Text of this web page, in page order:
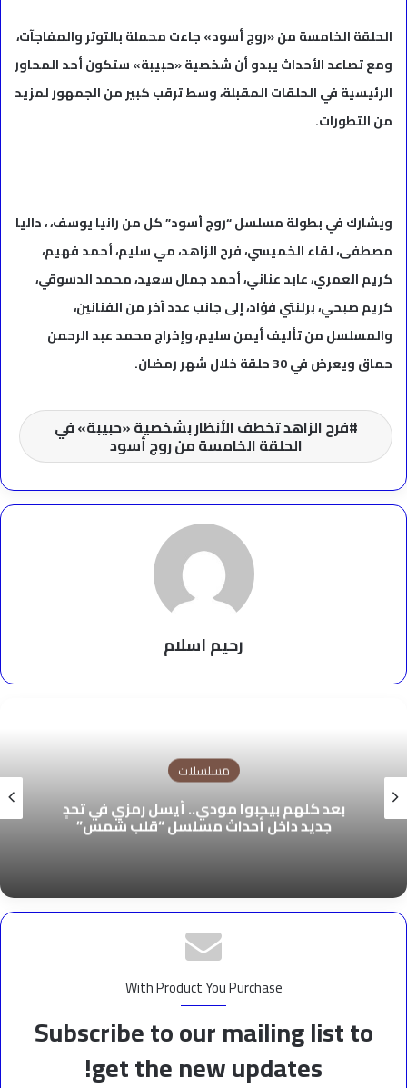
الحلقة الخامسة من «روج أسود» جاءت محملة بالتوتر والمفاجآت،
ومع تصاعد الأحداث يبدو أن شخصية «حبيبة» ستكون أحد المحاور
الرئيسية في الحلقات المقبلة، وسط ترقب كبير من الجمهور لمزيد
من التطورات.
ويشارك في بطولة مسلسل “روج أسود” كل من رانيا يوسف، ، داليا
مصطفى، لقاء الخميسي، فرح الزاهد، مي سليم، أحمد فهيم،
كريم العمري، عابد عناني، أحمد جمال سعيد، محمد الدسوقي،
كريم صبحي، برلنتي فؤاد، إلى جانب عدد آخر من الفنانين،
والمسلسل من تأليف أيمن سليم، وإخراج محمد عبد الرحمن
حماق ويعرض في 30 حلقة خلال شهر رمضان.
فرح الزاهد تخطف الأنظار بشخصية «حبيبة» في
الحلقة الخامسة من روج أسود
رحيم اسلام
مسلسلات
بعد كلهم بيحبوا مودي.. أيسل رمزي في تحدٍ
جديد داخل أحداث مسلسل “قلب شمس”
With Product You Purchase
Subscribe to our mailing list to
get the new updates!